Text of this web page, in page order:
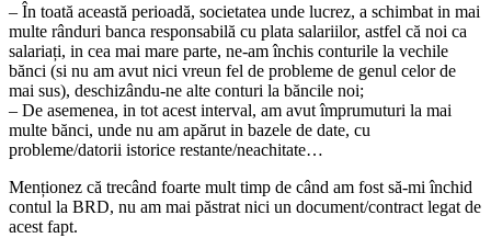
– În toată această perioadă, societatea unde lucrez, a schimbat in mai
multe rânduri banca responsabilă cu plata salariilor, astfel că noi ca
salariați, in cea mai mare parte, ne-am închis conturile la vechile
bănci (si nu am avut nici vreun fel de probleme de genul celor de
mai sus), deschizându-ne alte conturi la băncile noi;
– De asemenea, in tot acest interval, am avut împrumuturi la mai
multe bănci, unde nu am apărut in bazele de date, cu
probleme/datorii istorice restante/neachitate…
Menționez că trecând foarte mult timp de când am fost să-mi închid
contul la BRD, nu am mai păstrat nici un document/contract legat de
acest fapt.